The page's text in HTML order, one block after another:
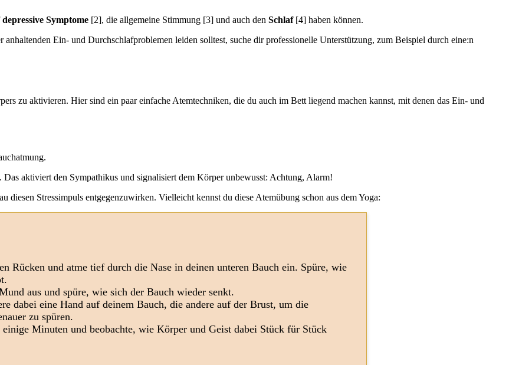
depressive Symptome [2], die allgemeine Stimmung [3] und auch den Schlaf[4] haben können.
Ein- und Durchschlafproblemen leiden solltest, suche dir professionelle Unterstützung, zum Beispiel durch eine:n
zu aktivieren. Hier sind ein paar einfache Atemtechniken, die du auch im Bett liegend machen kannst, mit denen das Ein- und
aktiviert den Sympathikus und signalisiert dem Körper unbewusst: Achtung, Alarm!
diesen Stressimpuls entgegenzuwirken. Vielleicht kennst du diese Atemübung schon aus dem Yoga:
Rücken und atme tief durch die Nase in deinen unteren Bauch ein. Spüre, wie
aus und spüre, wie sich der Bauch wieder senkt.
dabei eine Hand auf deinem Bauch, die andere auf der Brust, um die
zu spüren.
Minuten und beobachte, wie Körper und Geist dabei Stück für Stück